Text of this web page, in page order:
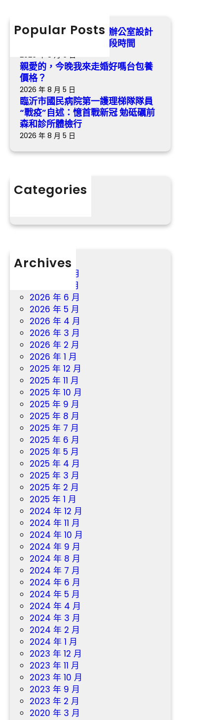
憶
砥
h
Popular Posts
沒能帶回鼎力神杯億嵐辦公室設計
姆巴佩：苦楚將持續一段時間
2026 年 8 月 6 日
親愛的，今晚我來走婚好嗎台包養
價格？
2026 年 8 月 5 日
臨沂市國民病院第一護理梯隊隊員
“戰疫”自述：憶首戰新冠 勉砥礪前
森和診所體檢行
2026 年 8 月 5 日
Categories
Archives
2026 年 8 月
2026 年 7 月
2026 年 6 月
2026 年 5 月
2026 年 4 月
2026 年 3 月
2026 年 2 月
2026 年 1 月
2025 年 12 月
2025 年 11 月
2025 年 10 月
2025 年 9 月
2025 年 8 月
2025 年 7 月
2025 年 6 月
2025 年 5 月
2025 年 4 月
2025 年 3 月
2025 年 2 月
2025 年 1 月
2024 年 12 月
2024 年 11 月
2024 年 10 月
2024 年 9 月
2024 年 8 月
2024 年 7 月
2024 年 6 月
2024 年 5 月
2024 年 4 月
2024 年 3 月
2024 年 2 月
2024 年 1 月
2023 年 12 月
2023 年 11 月
2023 年 10 月
2023 年 9 月
2023 年 2 月
2020 年 3 月